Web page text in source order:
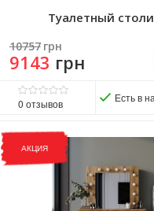
Туалетный
10757 грн
9143 грн
0 отзывов Есть в
Матеріал фасаду:
Виробник:
Lion
Матеріал:
ДСП
Матеріал каркасу:
ДСП
АКЦИЯ